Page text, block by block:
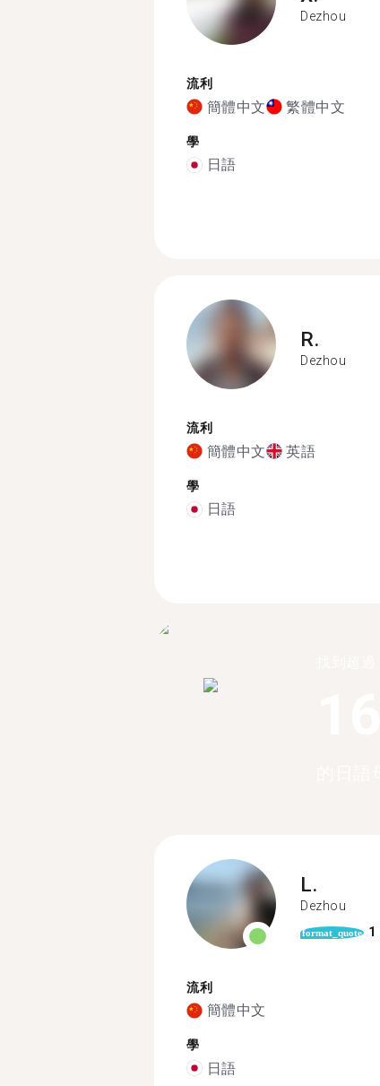
Dezhou
流利
簡體中文 繁體中文
學
日語
R.
Dezhou
流利
簡體中文 英語
學
日語
L.
Dezhou
format_quote 1
流利
簡體中文
學
日語